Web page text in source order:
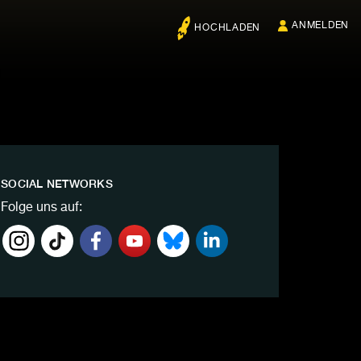
HOCHLADEN ANMELDEN
SOCIAL NETWORKS
Folge uns auf: